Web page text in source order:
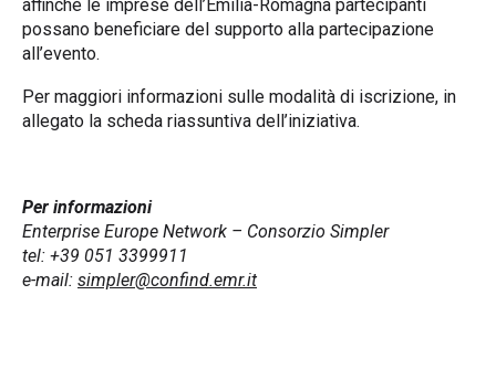
affinché le imprese dell’Emilia-Romagna partecipanti
possano beneficiare del supporto alla partecipazione
all’evento.
Per maggiori informazioni sulle modalità di iscrizione, in
allegato la scheda riassuntiva dell’iniziativa.
Per informazioni
Enterprise Europe Network – Consorzio Simpler
tel: +39 051 3399911
e-mail: simpler@confind.emr.it